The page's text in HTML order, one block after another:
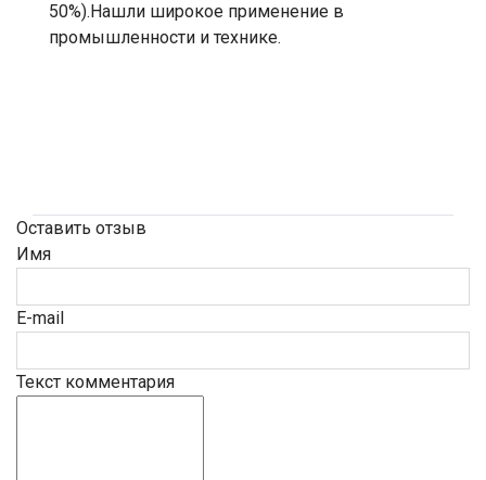
50%).Нашли широкое применение в
промышленности и технике.
Оставить отзыв
Имя
E-mail
Текст комментария